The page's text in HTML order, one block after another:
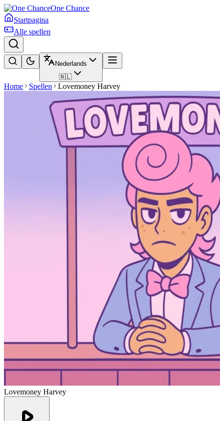
One Chance
Startpagina
Alle spellen
Nederlands
🇳🇱
Home Spellen Lovemoney Harvey
Lovemoney Harvey